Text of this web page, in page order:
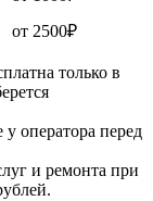
от 2500₽
только в
оператора перед
и ремонта при